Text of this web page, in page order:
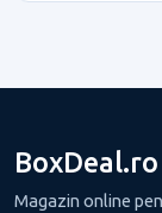
BoxDeal.ro
Magazin online